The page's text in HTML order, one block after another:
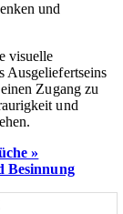
und
visuelle
Ausgeliefertseins
Zugang zu
und
»
Besinnung